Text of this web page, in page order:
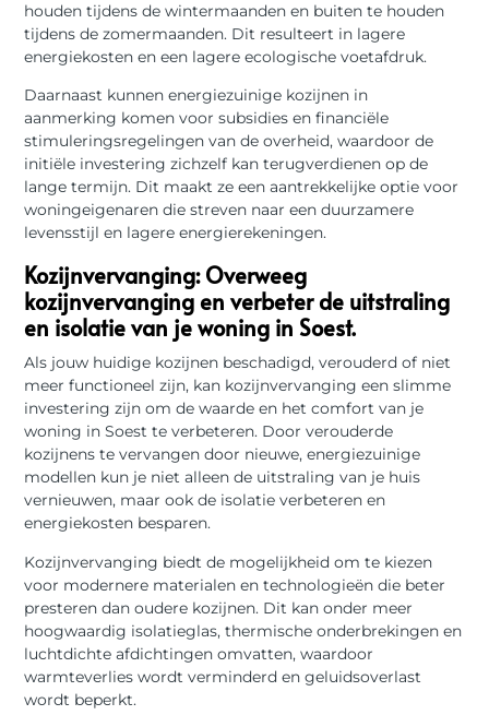
houden tijdens de wintermaanden en buiten te houden
tijdens de zomermaanden. Dit resulteert in lagere
energiekosten en een lagere ecologische voetafdruk.
Daarnaast kunnen energiezuinige kozijnen in
aanmerking komen voor subsidies en financiële
stimuleringsregelingen van de overheid, waardoor de
initiële investering zichzelf kan terugverdienen op de
lange termijn. Dit maakt ze een aantrekkelijke optie voor
woningeigenaren die streven naar een duurzamere
levensstijl en lagere energierekeningen.
Kozijnvervanging: Overweeg
kozijnvervanging en verbeter de uitstraling
en isolatie van je woning in Soest.
Als jouw huidige kozijnen beschadigd, verouderd of niet
meer functioneel zijn, kan kozijnvervanging een slimme
investering zijn om de waarde en het comfort van je
woning in Soest te verbeteren. Door verouderde
kozijnens te vervangen door nieuwe, energiezuinige
modellen kun je niet alleen de uitstraling van je huis
vernieuwen, maar ook de isolatie verbeteren en
energiekosten besparen.
Kozijnvervanging biedt de mogelijkheid om te kiezen
voor modernere materialen en technologieën die beter
presteren dan oudere kozijnen. Dit kan onder meer
hoogwaardig isolatieglas, thermische onderbrekingen en
luchtdichte afdichtingen omvatten, waardoor
warmteverlies wordt verminderd en geluidsoverlast
wordt beperkt.